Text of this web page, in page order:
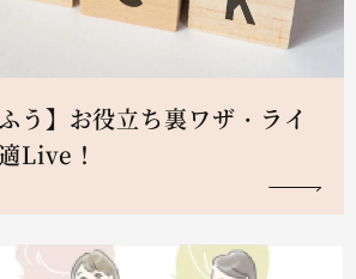
う】お役立ち裏ワザ・ライ
Live！